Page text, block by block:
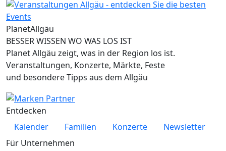
PlanetAllgäu
BESSER WISSEN WO WAS LOS IST
Planet Allgäu zeigt, was in der Region los ist.
Veranstaltungen, Konzerte, Märkte, Feste
und besondere Tipps aus dem Allgäu
Entdecken
Kalender
Familien Konzerte
Newsletter
Für Unternehmen